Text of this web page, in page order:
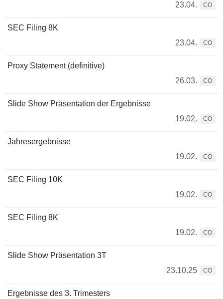
23.04.
CO
SEC Filing 8K
23.04.
CO
Proxy Statement (definitive)
26.03.
CO
Slide Show Präsentation der Ergebnisse
19.02.
CO
Jahresergebnisse
19.02.
CO
SEC Filing 10K
19.02.
CO
SEC Filing 8K
19.02.
CO
Slide Show Präsentation 3T
23.10.25
CO
Ergebnisse des 3. Trimesters